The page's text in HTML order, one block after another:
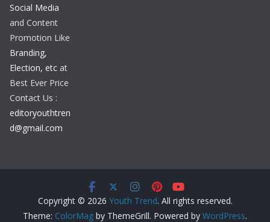
Social Media
and Content
Promotion Like
Branding,
Election, etc at
Best Ever Price
Contact Us :
editoryouthtren
d@gmail.com
Copyright © 2026 Youth Trend. All rights reserved.
Theme: ColorMag by ThemeGrill. Powered by WordPress.